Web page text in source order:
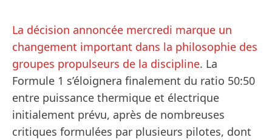
La décision annoncée mercredi marque un
changement important dans la philosophie des
groupes propulseurs de la discipline. La
Formule 1 s’éloignera finalement du ratio 50:50
entre puissance thermique et électrique
initialement prévu, après de nombreuses
critiques formulées par plusieurs pilotes, dont